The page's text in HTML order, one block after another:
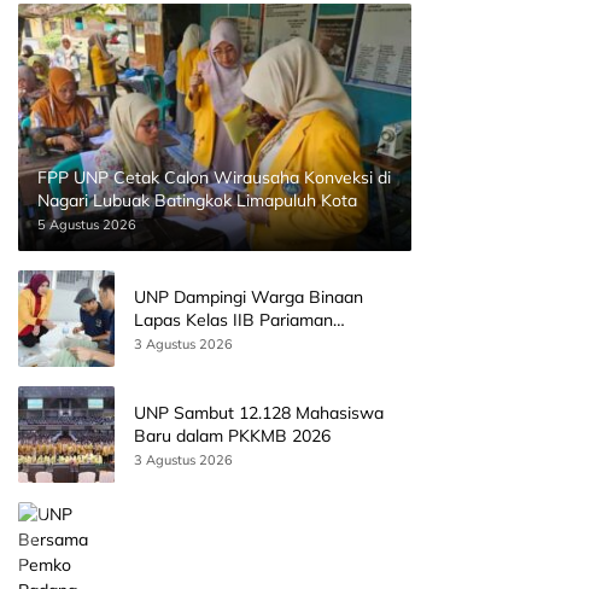
FPP UNP Cetak Calon Wirausaha Konveksi di
Nagari Lubuak Batingkok Limapuluh Kota
5 Agustus 2026
UNP Dampingi Warga Binaan
Lapas Kelas IIB Pariaman
Kembangkan Produk Kreatif
3 Agustus 2026
UNP Sambut 12.128 Mahasiswa
Baru dalam PKKMB 2026
3 Agustus 2026